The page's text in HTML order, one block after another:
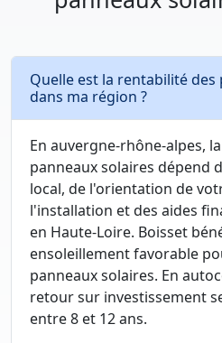
Quelle est la rentabilité des
dans ma région ?
En auvergne-rhône-alpes,
panneaux solaires dépend
local, de l'orientation de
l'installation et des aides
en Haute-Loire. Boisset
ensoleillement favorable
panneaux solaires. En
retour sur investissement
entre 8 et 12 ans.